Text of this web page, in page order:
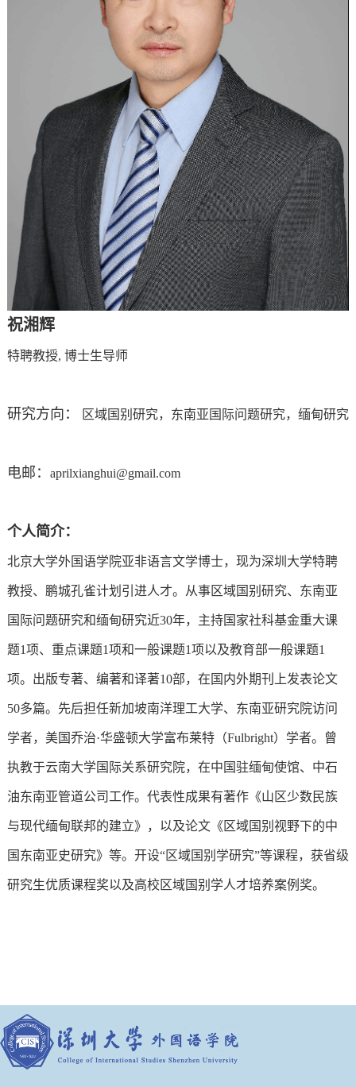
祝湘辉
特聘教授, 博士生导师
研究方向： 区域国别研究，东南亚国际问题研究，缅甸研究
电邮： aprilxianghui@gmail.com
个人简介：
北京大学外国语学院亚非语言文学博士，现为深圳大学特聘
教授、 鹏城孔雀计划引进人才。从事区域国别研究、东南亚
国际问题研究和缅甸研究近30年，主持国家社科基金重大课
题1项、重点课题1项和一般课题1项以及教育部一般课题1
项。出版专著、编著和译著10部，在国内外期刊上发表论文
50多篇。先后担任新加坡南洋理工大学、东南亚研究院访问
学者，美国乔治·华盛顿大学富布莱特（Fulbright）学者。曾
执教于云南大学国际关系研究院，在中国驻缅甸使馆、中石
油东南亚管道公司工作。代表性成果有著作《山区少数民族
与现代缅甸联邦的建立》，以及论文《区域国别视野下的中
国东南亚史研究》等。开设“区域国别学研究”等课程，获省级
研究生优质课程奖以及高校区域国别学人才培养案例奖。